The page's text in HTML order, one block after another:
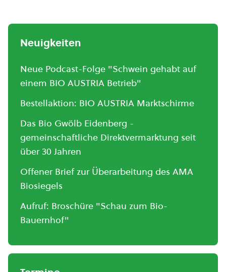
Neuigkeiten
Neue Podcast-Folge "Schwein gehabt auf
einem BIO AUSTRIA Betrieb"
Bestellaktion: BIO AUSTRIA Marktschirme
Das Bio Gwölb Eidenberg -
gemeinschaftliche Direktvermarktung seit
über 30 Jahren
Offener Brief zur Überarbeitung des AMA
Biosiegels
Aufruf: Broschüre "Schau zum Bio-
Bauernhof"